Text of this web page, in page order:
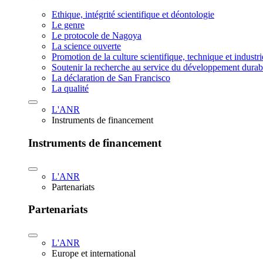
Ethique, intégrité scientifique et déontologie
Le genre
Le protocole de Nagoya
La science ouverte
Promotion de la culture scientifique, technique et
Soutenir la recherche au service du développement
La déclaration de San Francisco
La qualité
L'ANR
Instruments de financement
Instruments de financement
L'ANR
Partenariats
Partenariats
L'ANR
Europe et international